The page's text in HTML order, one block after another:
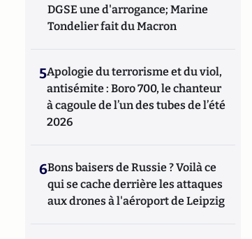
DGSE une d'arrogance; Marine
Tondelier fait du Macron
5Apologie du terrorisme et du viol,
antisémite : Boro 700, le chanteur
à cagoule de l’un des tubes de l’été
2026
6Bons baisers de Russie ? Voilà ce
qui se cache derrière les attaques
aux drones à l'aéroport de Leipzig